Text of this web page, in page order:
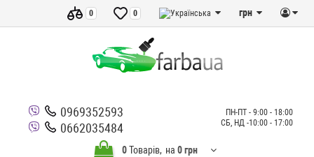
грн
0
0
0969352593
0662035484
ПН-ПТ - 9:00 - 18:00
СБ, НД -10:00 - 17:00
0Товарів, на 0 грн